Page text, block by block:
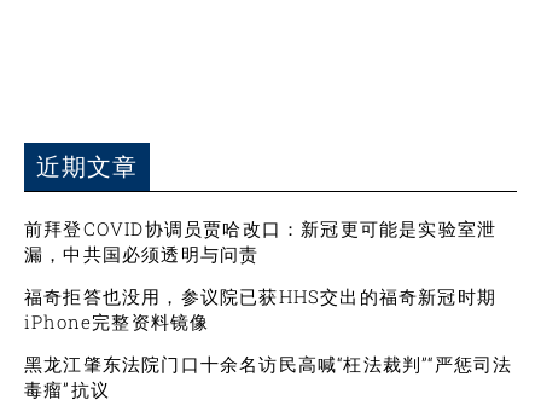
近期文章
前拜登COVID协调员贾哈改口：新冠更可能是实验室泄
漏，中共国必须透明与问责
福奇拒答也没用，参议院已获HHS交出的福奇新冠时期
iPhone完整资料镜像
黑龙江肇东法院门口十余名访民高喊“枉法裁判”“严惩司法
毒瘤”抗议